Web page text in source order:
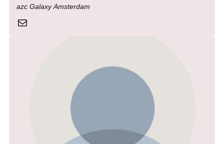
azc Galaxy Amsterdam
Mail